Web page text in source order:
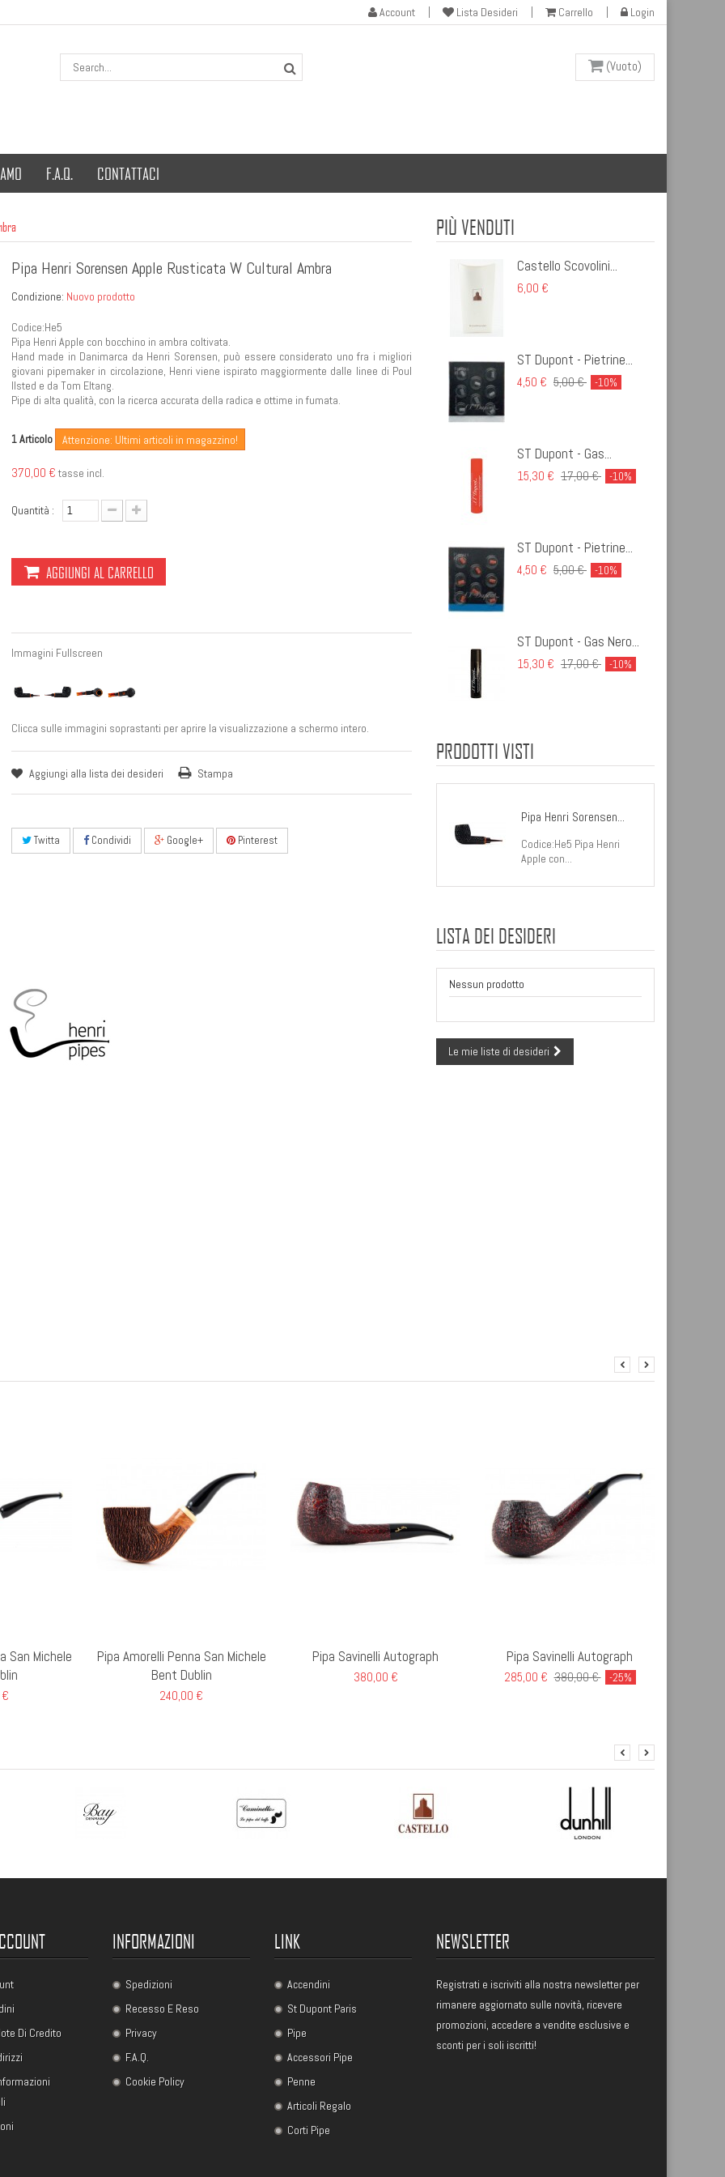
Account Lista Desideri Carrello Login
(Vuoto)
F.A.Q. CONTATTACI
Pipa Henri Sorensen Apple Rusticata W Cultural Ambra
Condizione: Nuovo prodotto
Codice:He5
Pipa Henri Apple con bocchino in ambra coltivata.
Hand made in Danimarca da Henri Sorensen, può essere considerato uno fra i migliori
giovani pipemaker in circolazione, Henri viene ispirato maggiormente dalle linee di Poul
Ilsted e da Tom Eltang.
Pipe di alta qualità, con la ricerca accurata della radica e ottime in fumata.
1Articolo Attenzione: Ultimi articoli in magazzino!
370,00 € tasse incl.
Quantità :
AGGIUNGI AL CARRELLO
Immagini Fullscreen
Clicca sulle immagini soprastanti per aprire la visualizzazione a schermo intero.
Aggiungi alla lista dei desideri Stampa
Twitta Condividi Google+ Pinterest
PIÙ VENDUTI
Castello Scovolini...
6,00 €
ST Dupont - Pietrine...
4,50 € 5,00 € -10%
ST Dupont - Gas...
15,30 € 17,00 € -10%
ST Dupont - Pietrine...
4,50 € 5,00 € -10%
ST Dupont - Gas Nero...
15,30 € 17,00 € -10%
PRODOTTI VISTI
Pipa Henri Sorensen...
Codice:He5 Pipa Henri
Apple con...
LISTA DEI DESIDERI
Nessun prodotto
Le mie liste di desideri
San Michele
Pipa Amorelli Penna San Michele
Bent Dublin
240,00 €
Pipa Savinelli Autograph
380,00 €
Pipa Savinelli Autograph
285,00 € 380,00 € -25%
Di Credito
INFORMAZIONI
Spedizioni
Recesso E Reso
Privacy
F.A.Q.
Cookie Policy
LINK
Accendini
St Dupont Paris
Pipe
Accessori Pipe
Penne
Articoli Regalo
Corti Pipe
NEWSLETTER
Registrati e iscriviti alla nostra newsletter per
rimanere aggiornato sulle novità, ricevere
promozioni, accedere a vendite esclusive e
sconti per i soli iscritti!